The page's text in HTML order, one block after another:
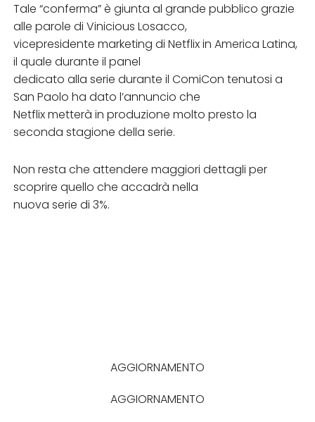
Tale “conferma” è giunta al grande pubblico grazie
alle parole di Vinicious Losacco,
vicepresidente marketing di Netflix in America Latina,
il quale durante il panel
dedicato alla serie durante il ComiCon tenutosi a
San Paolo ha dato l’annuncio che
Netflix metterà in produzione molto presto la
seconda stagione della serie.
Non resta che attendere maggiori dettagli per
scoprire quello che accadrà nella
nuova serie di 3%.
AGGIORNAMENTO
AGGIORNAMENTO